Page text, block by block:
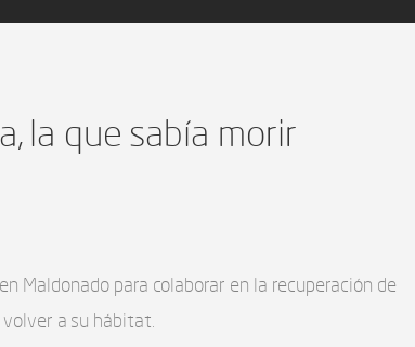
la que sabía morir
Maldonado para colaborar en la recuperación de
a su hábitat.